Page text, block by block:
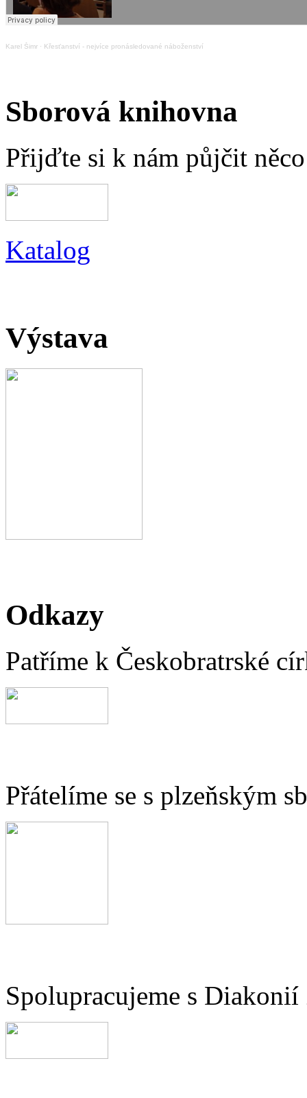
Karel Šimr · Křesťanství - nejvíce pronásledované náboženství
Sborová knihovna
Přijďte si k nám půjčit
Katalog
Výstava
Odkazy
Patříme k Českobratrské
Přátelíme se s plzeňským
Spolupracujeme s Diakonií